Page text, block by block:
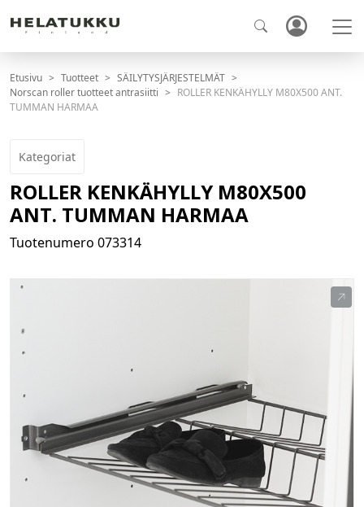
Etusivu Tuotteet
SÄILYTYSJÄRJESTELMÄT
Norscan roller tuotteet antrasiitti
ROLLER KENKÄHYLLY M80X500 ANT.
TUMMAN HARMAA
Kategoriat
ROLLER KENKÄHYLLY M80X500
ANT. TUMMAN HARMAA
Tuotenumero 073314